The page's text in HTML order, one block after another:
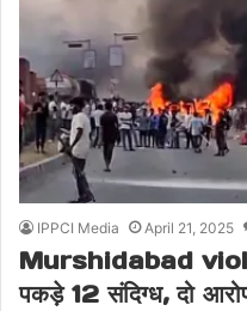
IPPCI Media April 21, 2025
Murshidabad
पकड़े 12 संदिग्ध, दो